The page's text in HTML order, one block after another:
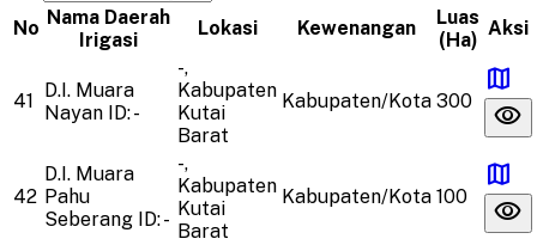
No Nama Daerah
Irigasi
Lokasi Kewenangan
Luas
(Ha)
Aksi
41 D.I. Muara
Nayan ID: -
-,
Kabupaten
Kutai
Barat
Kabupaten/Kota 300
map
visibility
42
D.I. Muara
Pahu
Seberang ID: -
-,
Kabupaten
Kutai
Barat
Kabupaten/Kota 100
map
visibility